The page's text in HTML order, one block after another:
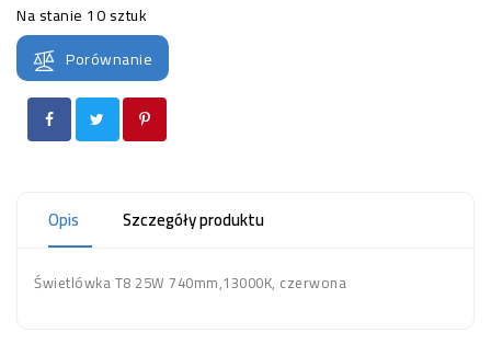
Na stanie 10 sztuk
Porównanie
Opis Szczegóły produktu
Świetlówka T8 25W 740mm,13000K, czerwona